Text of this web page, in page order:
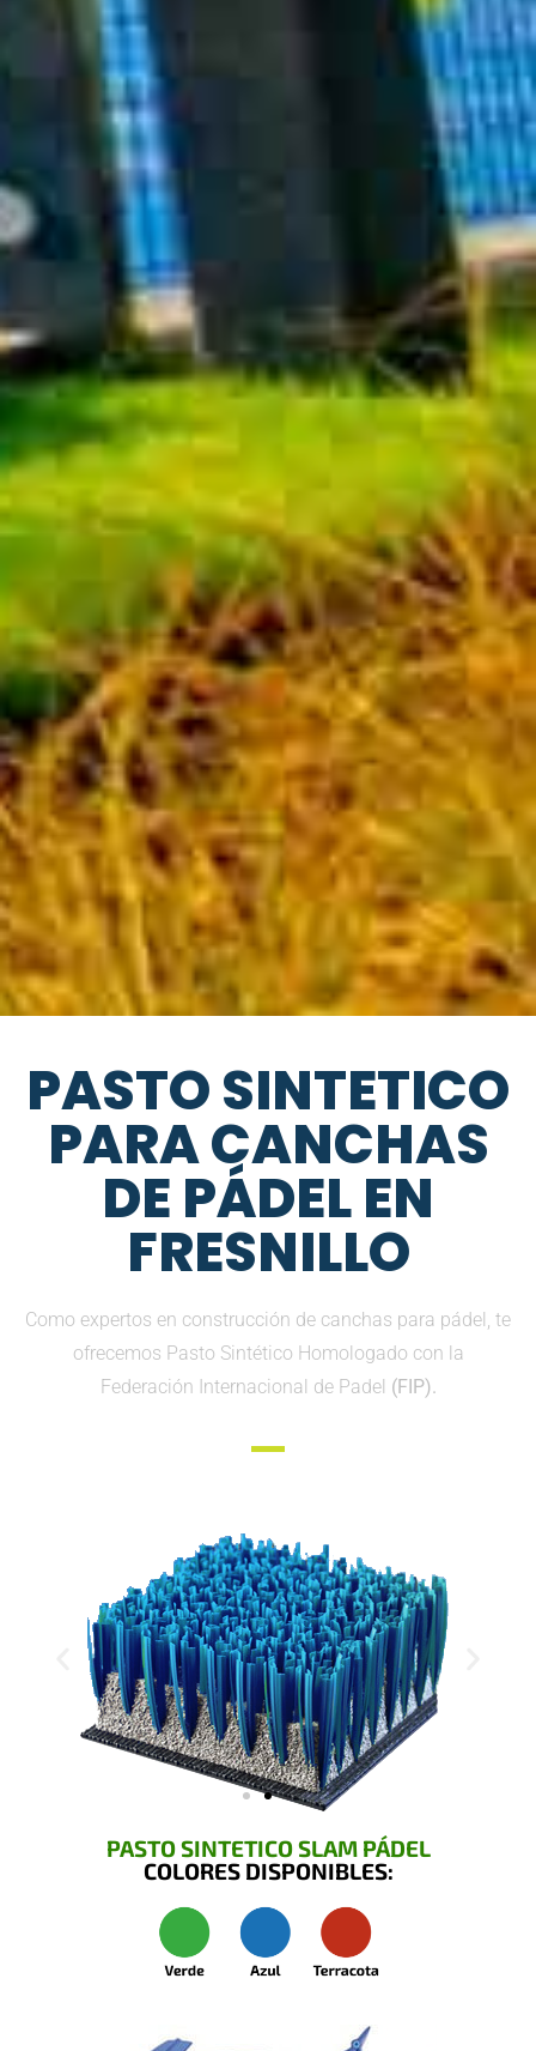
PASTO SINTETICO
PARA CANCHAS
DE PÁDEL EN
FRESNILLO
Como expertos en construcción de canchas para pádel, te
ofrecemos Pasto Sintético Homologado con la
Federación Internacional de Padel (FIP).
PASTO SINTETICO SLAM PÁDEL
COLORES DISPONIBLES: